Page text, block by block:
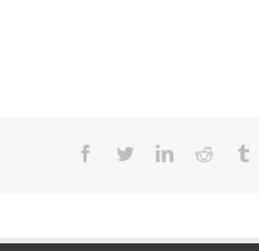
Facebook
TwitterLinkedInReddit